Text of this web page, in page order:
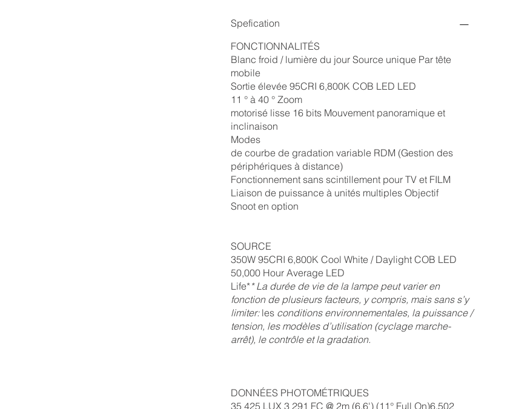
Spefication
FONCTIONNALITÉS
Blanc froid / lumière du jour Source unique Par tête
mobile
Sortie élevée 95CRI 6,800K COB LED LED
11 ° à 40 ° Zoom
motorisé lisse 16 bits Mouvement panoramique et
inclinaison
Modes
de courbe de gradation variable RDM (Gestion des
périphériques à distance)
Fonctionnement sans scintillement pour TV et FILM
Liaison de puissance à unités multiples Objectif
Snoot en option
SOURCE
350W 95CRI 6,800K Cool White / Daylight COB LED
50,000 Hour Average LED
Life** La durée de vie de la lampe peut varier en
fonction de plusieurs facteurs, y compris, mais sans s’y
limiter:les conditions environnementales, la puissance /
tension, les modèles d’utilisation (cyclage marche-
arrêt), le contrôle et la gradation.
DONNÉES PHOTOMÉTRIQUES
35 425 LUX 3 291 FC @ 2m (6.6') (11° Full On)6,502